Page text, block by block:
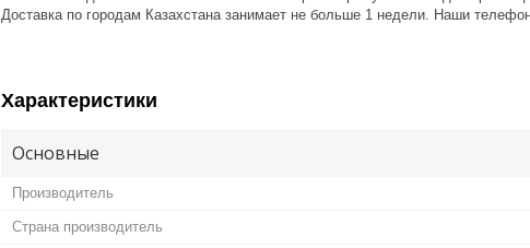
Доставка по городам Казахстана занимает не больше 1 недели. Наши
Характеристики
Основные
Производитель
Страна производитель